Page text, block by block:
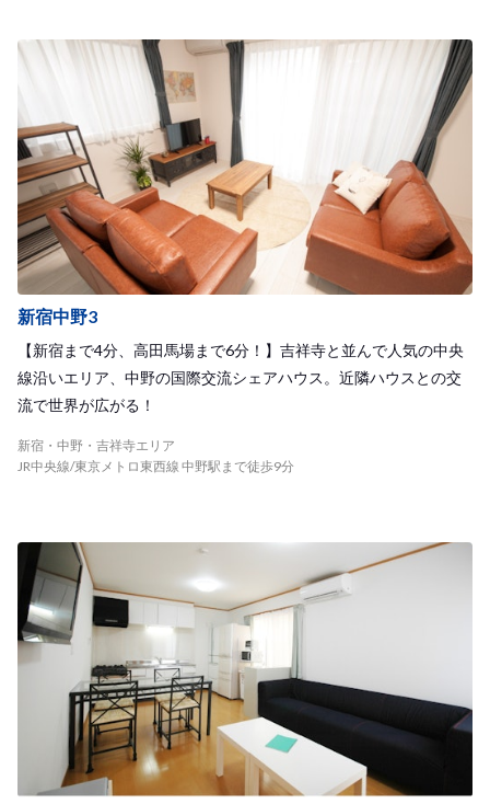
新宿中野3
【新宿まで4分、高田馬場まで6分！】吉祥寺と並んで人気の中央
線沿いエリア、中野の国際交流シェアハウス。近隣ハウスとの交
流で世界が広がる！
新宿・中野・吉祥寺エリア
JR中央線/東京メトロ東西線 中野駅まで徒歩9分